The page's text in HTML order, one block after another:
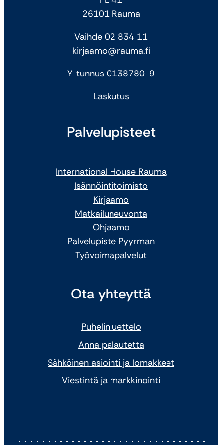
26101 Rauma
Vaihde 02 834 11
kirjaamo@rauma.fi
Y-tunnus 0138780-9
Laskutus
Palvelupisteet
International House Rauma
Isännöintitoimisto
Kirjaamo
Matkailuneuvonta
Ohjaamo
Palvelupiste Pyyrman
Työvoimapalvelut
Ota yhteyttä
Puhelinluettelo
Anna palautetta
Sähköinen asiointi ja lomakkeet
Viestintä ja markkinointi